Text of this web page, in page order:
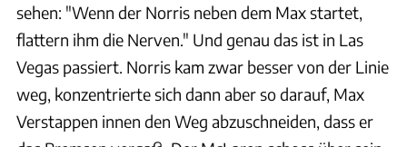
sehen: "Wenn der Norris neben dem Max startet,
flattern ihm die Nerven." Und genau das ist in Las
Vegas passiert. Norris kam zwar besser von der Linie
weg, konzentrierte sich dann aber so darauf, Max
Verstappen innen den Weg abzuschneiden, dass er